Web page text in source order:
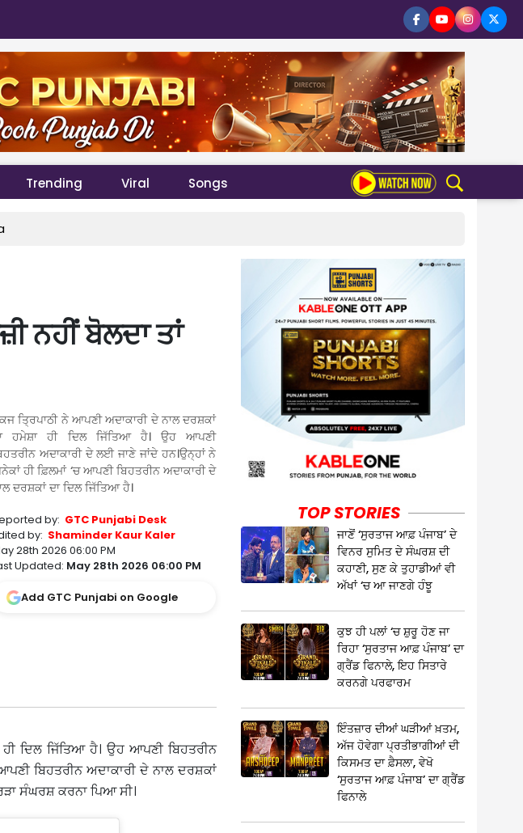
Trending Viral Songs
ਨਹੀਂ ਬੋਲਦਾ ਤਾਂ
ਤ੍ਰਿਪਾਠੀ ਨੇ ਆਪਣੀ ਅਦਾਕਾਰੀ ਦੇ ਨਾਲ ਦਰਸ਼ਕਾਂ
ਹਮੇਸ਼ਾ ਹੀ ਦਿਲ ਜਿੱਤਿਆ ਹੈ। ਉਹ ਆਪਣੀ
ਅਦਾਕਾਰੀ ਦੇ ਲਈ ਜਾਣੇ ਜਾਂਦੇ ਹਨ।ਉਨ੍ਹਾਂ ਨੇ
ਹੀ ਫ਼ਿਲਮਾਂ ‘ਚ ਆਪਣੀ ਬਿਹਤਰੀਨ ਅਦਾਕਾਰੀ ਦੇ
ਦਰਸ਼ਕਾਂ ਦਾ ਦਿਲ ਜਿੱਤਿਆ ਹੈ।
by: GTC Punjabi Desk
by: Shaminder Kaur Kaler
28th 2026 06:00 PM
Updated: May 28th 2026 06:00 PM
Add GTC Punjabi on Google
ਦਿਲ ਜਿੱਤਿਆ ਹੈ। ਉਹ ਆਪਣੀ ਬਿਹਤਰੀਨ
ਬਿਹਤਰੀਨ ਅਦਾਕਾਰੀ ਦੇ ਨਾਲ ਦਰਸ਼ਕਾਂ
ਸੰਘਰਸ਼ ਕਰਨਾ ਪਿਆ ਸੀ।
TOP STORIES
ਜਾਣੋਂ ‘ਸੁਰਤਾਜ ਆਫ਼ ਪੰਜਾਬ’ ਦੇ
ਵਿਨਰ ਸੁਮਿਤ ਦੇ ਸੰਘਰਸ਼ ਦੀ
ਕਹਾਣੀ, ਸੁਣ ਕੇ ਤੁਹਾਡੀਆਂ ਵੀ
ਅੱਖਾਂ ‘ਚ ਆ ਜਾਣਗੇ ਹੰਝੂ
ਕੁਝ ਹੀ ਪਲਾਂ ‘ਚ ਸ਼ੁਰੂ ਹੋਣ ਜਾ
ਰਿਹਾ ‘ਸੁਰਤਾਜ ਆਫ਼ ਪੰਜਾਬ’ ਦਾ
ਗ੍ਰੈਂਡ ਫਿਨਾਲੇ, ਇਹ ਸਿਤਾਰੇ
ਕਰਨਗੇ ਪਰਫਾਰਮ
ਇੰਤਜ਼ਾਰ ਦੀਆਂ ਘੜੀਆਂ ਖ਼ਤਮ,
ਅੱਜ ਹੋਵੇਗਾ ਪ੍ਰਤੀਭਾਗੀਆਂ ਦੀ
ਕਿਸਮਤ ਦਾ ਫ਼ੈਸਲਾ, ਵੇਖੋ
‘ਸੁਰਤਾਜ ਆਫ਼ ਪੰਜਾਬ’ ਦਾ ਗ੍ਰੈਂਡ
ਫਿਨਾਲੇ